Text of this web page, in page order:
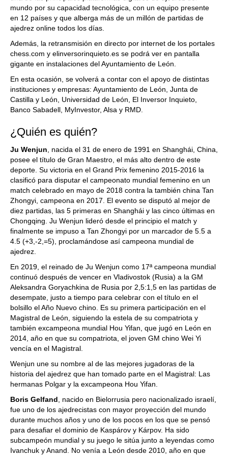
mundo por su capacidad tecnológica, con un equipo presente
en 12 países y que alberga más de un millón de partidas de
ajedrez online todos los días.
Además, la retransmisión en directo por internet de los portales
chess.com y elinversorinquieto.es se podrá ver en pantalla
gigante en instalaciones del Ayuntamiento de León.
En esta ocasión, se volverá a contar con el apoyo de distintas
instituciones y empresas: Ayuntamiento de León, Junta de
Castilla y León, Universidad de León, El Inversor Inquieto,
Banco Sabadell, MyInvestor, Alsa y RMD.
¿Quién es quién?
Ju Wenjun , nacida el 31 de enero de 1991 en Shanghái, China,
posee el título de Gran Maestro, el más alto dentro de este
deporte. Su victoria en el Grand Prix femenino 2015-2016 la
clasificó para disputar el campeonato mundial femenino en un
match celebrado en mayo de 2018 contra la también china Tan
Zhongyi, campeona en 2017. El evento se disputó al mejor de
diez partidas, las 5 primeras en Shanghái y las cinco últimas en
Chongqing. Ju Wenjun lideró desde el principio el match y
finalmente se impuso a Tan Zhongyi por un marcador de 5.5 a
4.5 (+3,-2,=5), proclamándose así campeona mundial de
ajedrez.
En 2019, el reinado de Ju Wenjun como 17ª campeona mundial
continuó después de vencer en Vladivostok (Rusia) a la GM
Aleksandra Goryachkina de Rusia por 2,5:1,5 en las partidas de
desempate, justo a tiempo para celebrar con el título en el
bolsillo el Año Nuevo chino. Es su primera participación en el
Magistral de León, siguiendo la estela de su compatriota y
también excampeona mundial Hou Yifan, que jugó en León en
2014, año en que su compatriota, el joven GM chino Wei Yi
vencía en el Magistral.
Wenjun une su nombre al de las mejores jugadoras de la
historia del ajedrez que han tomado parte en el Magistral: Las
hermanas Polgar y la excampeona Hou Yifan.
Boris Gelfand , nacido en Bielorrusia pero nacionalizado israelí,
fue uno de los ajedrecistas con mayor proyección del mundo
durante muchos años y uno de los pocos en los que se pensó
para desafiar el dominio de Kaspárov y Kárpov. Ha sido
subcampeón mundial y su juego le sitúa junto a leyendas como
Ivanchuk y Anand. No venía a León desde 2010, año en que